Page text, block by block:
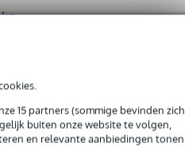
15 partners (sommige bevinden zich
buiten onze website te volgen,
en relevante aanbiedingen tonen.